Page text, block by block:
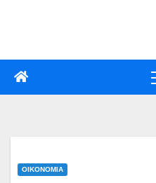
ΟΙΚΟΝΟΜΙΑ